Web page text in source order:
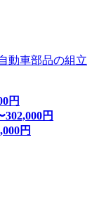
動車部品の組立
円
302,000円
円